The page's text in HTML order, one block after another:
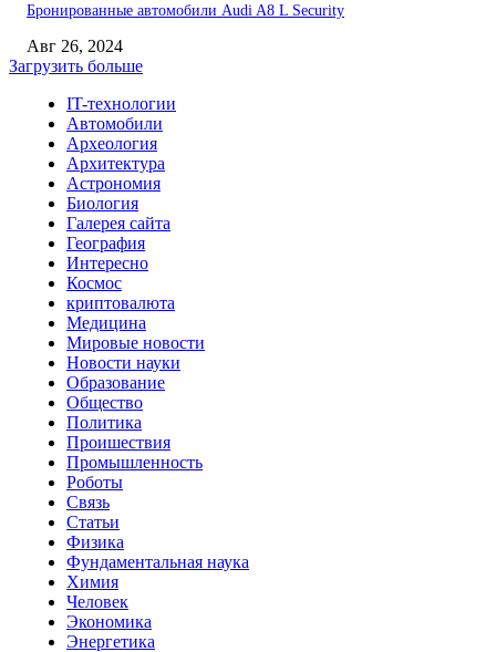
Бронированные автомобили Audi A8 L Security
Авг 26, 2024
Загрузить больше
IT-технологии
Автомобили
Археология
Архитектура
Астрономия
Биология
Галерея сайта
География
Интересно
Космос
криптовалюта
Медицина
Мировые новости
Новости науки
Образование
Общество
Политика
Проишествия
Промышленность
Роботы
Связь
Статьи
Физика
Фундаментальная наука
Химия
Человек
Экономика
Энергетика